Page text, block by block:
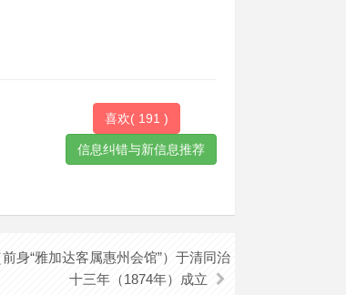
喜欢( 191 )
身“雅加达客属惠州会馆”）于清同治
十三年（1874年）成立